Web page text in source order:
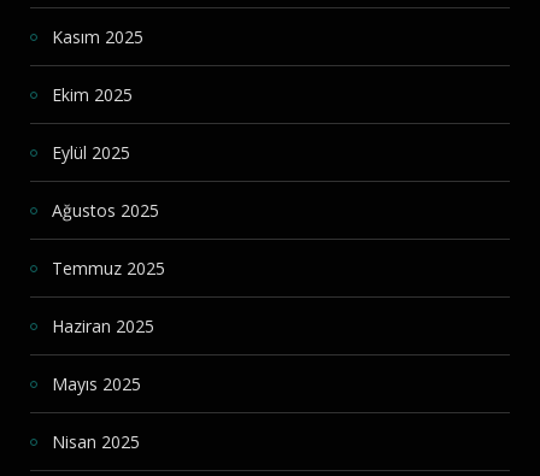
Kasım 2025
Ekim 2025
Eylül 2025
Ağustos 2025
Temmuz 2025
Haziran 2025
Mayıs 2025
Nisan 2025